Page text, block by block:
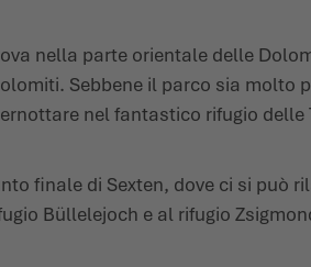
nella parte orientale delle
Sebbene il parco sia molto
nel fantastico rifugio delle
finale di Sexten, dove ci si può
Büllelejoch e al rifugio